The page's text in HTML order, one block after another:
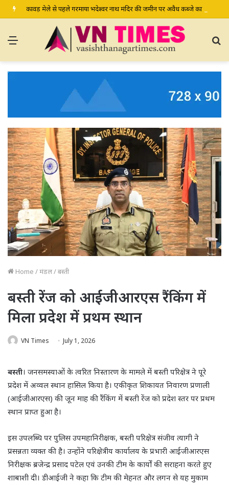
कावड़ मेले से पहले गरमाया भदेश्वर नाथ मंदिर की जमीन पर अवैध कब्जे का मामला, प्रशासन से मामले में हस्तक्षेप की मांग
Menu
Home /मंडल/बस्ती
बस्ती रेंज को आईजीआरएस रैंकिंग में
मिला प्रदेश में प्रथम स्थान
VN Times July 1, 2026
बस्ती। जनसमस्याओं के त्वरित निस्तारण के मामले में बस्ती परिक्षेत्र ने पूरे
प्रदेश में अव्वल स्थान हासिल किया है। एकीकृत शिकायत निवारण प्रणाली
(आईजीआरएस) की जून माह की रैंकिंग में बस्ती रेंज को प्रदेश स्तर पर प्रथम
स्थान प्राप्त हुआ है।
इस उपलब्धि पर पुलिस उपमहानिरीक्षक, बस्ती परिक्षेत्र संजीव त्यागी ने
प्रसन्नता व्यक्त की है। उन्होंने परिक्षेत्रीय कार्यालय के प्रभारी आईजीआरएस
निरीक्षक ब्रजेन्द्र प्रसाद पटेल एवं उनकी टीम के कार्यों की सराहना करते हुए
शाबाशी दी। डीआईजी ने कहा कि टीम की मेहनत और लगन से यह मुकाम